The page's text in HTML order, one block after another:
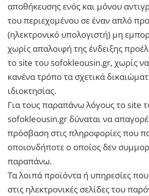
αποθήκευσης ενός και μόνου
του περιεχομένου σε έναν απλό
(ηλεκτρονικό υπολογιστή) μη
χωρίς απαλοιφή της ένδειξης
το site του sofokleousin.gr, χωρίς να
κανένα τρόπο τα σχετικά
ιδιοκτησίας.
Για τους παραπάνω λόγους το site
sofokleousin.gr δύναται να
πρόσβαση στις πληροφορίες που
οποιονδήποτε ο οποίος δεν
παραπάνω.
Τα λοιπά προϊόντα ή υπηρεσίες
στις ηλεκτρονικές σελίδες του